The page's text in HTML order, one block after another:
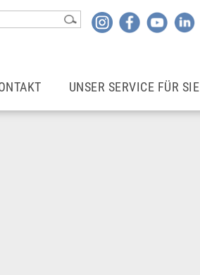
UNSER SERVICE FÜR SIE